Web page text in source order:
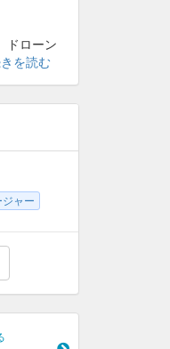
ドローン
を読む
ャー